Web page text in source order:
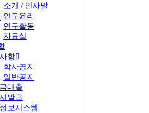
소개 / 인사말
연구윤리
연구활동
자료실
항
학사공지
일반공지
대출
발급
보시스템
방침